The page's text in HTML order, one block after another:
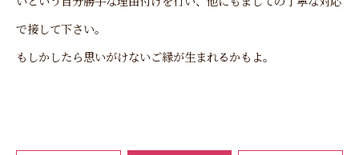
で接して下さい。
もしかしたら思いがけないご縁が生まれるかもよ。